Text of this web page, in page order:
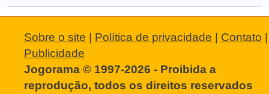
Sobre o site | Política de privacidade | Contato |
Publicidade
Jogorama © 1997-2026 - Proibida a
reprodução, todos os direitos reservados